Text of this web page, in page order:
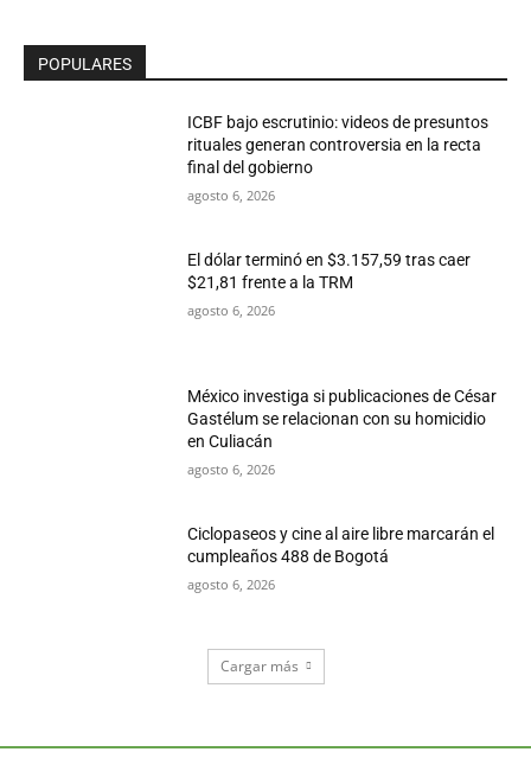
POPULARES
ICBF bajo escrutinio: videos de presuntos
rituales generan controversia en la recta
final del gobierno
agosto 6, 2026
El dólar terminó en $3.157,59 tras caer
$21,81 frente a la TRM
agosto 6, 2026
México investiga si publicaciones de César
Gastélum se relacionan con su homicidio
en Culiacán
agosto 6, 2026
Ciclopaseos y cine al aire libre marcarán el
cumpleaños 488 de Bogotá
agosto 6, 2026
Cargar más